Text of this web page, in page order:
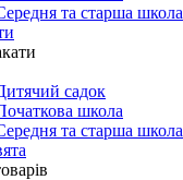
та старша школа
садок
школа
та старша школа